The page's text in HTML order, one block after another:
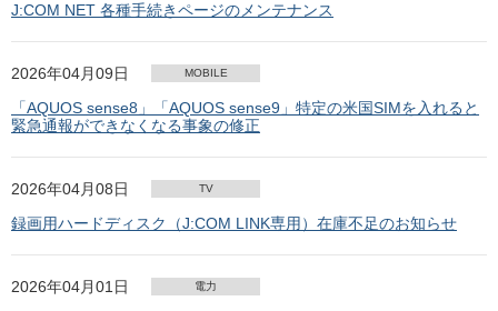
J:COM NET 各種手続きページのメンテナンス
2026年04月09日 MOBILE
「AQUOS sense8」「AQUOS sense9」特定の米国SIMを入れると
緊急通報ができなくなる事象の修正
2026年04月08日 TV
録画用ハードディスク（J:COM LINK専用）在庫不足のお知らせ
2026年04月01日 電力